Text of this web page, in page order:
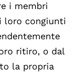
i membri
loro congiunti
ritiro, o dal
la propria